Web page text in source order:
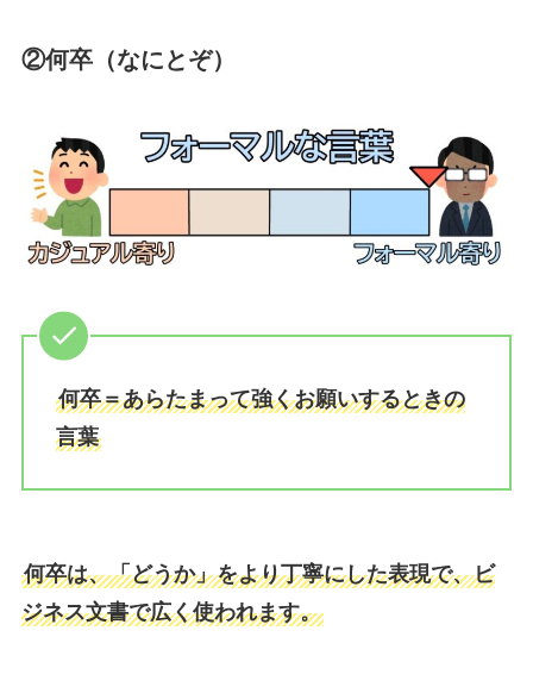
②何卒（なにとぞ）
何卒＝あらたまって強くお願いするときの
言葉
何卒は、「どうか」をより丁寧にした表現で、ビ
ジネス文書で広く使われます。